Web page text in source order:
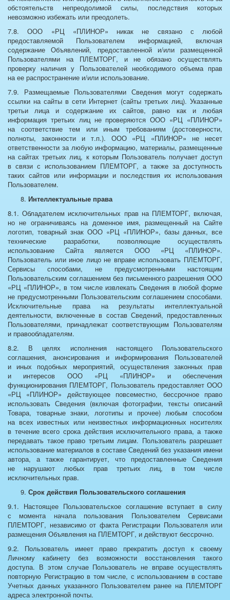
обстоятельств непреодолимой силы, последствия которых
невозможно избежать или преодолеть.
7.8. ООО «РЦ «ПЛИНОР» никак не связано с любой
предоставляемой Пользователем информацией, включая
содержание Объявлений, предоставленной и/или размещенной
Пользователями на ПЛЕМТОРГ, и не обязано осуществлять
проверку наличия у Пользователей необходимого объема прав
на ее распространение и/или использование.
7.9. Размещаемые Пользователями Сведения могут содержать
ссылки на сайты в сети Интернет (сайты третьих лиц). Указанные
третьи лица и содержание их сайтов, равно как и любая
информация третьих лиц не проверяются ООО «РЦ «ПЛИНОР»
на соответствие тем или иным требованиям (достоверности,
полноты, законности и т.п.). ООО «РЦ «ПЛИНОР» не несет
ответственности за любую информацию, материалы, размещенные
на сайтах третьих лиц, к которым Пользователь получает доступ
в связи с использованием ПЛЕМТОРГ, а также за доступность
таких сайтов или информации и последствия их использования
Пользователем.
Интеллектуальные права
8.1. Обладателем исключительных прав на ПЛЕМТОРГ, включая,
но не ограничиваясь на доменное имя, размещенный на Сайте
логотип, товарный знак ООО «РЦ «ПЛИНОР», базы данных, все
технические разработки, позволяющие осуществлять
использование Сайта является ООО «РЦ «ПЛИНОР».
Пользователь или иное лицо не вправе использовать ПЛЕМТОРГ,
Сервисы способами, не предусмотренными настоящим
Пользовательским соглашением без письменного разрешения ООО
«РЦ «ПЛИНОР», в том числе извлекать Сведения в любой форме
не предусмотренными Пользовательским соглашением способами.
Исключительные права на результаты интеллектуальной
деятельности, включенные в состав Сведений, предоставленных
Пользователями, принадлежат соответствующим Пользователям
и правообладателям.
8.2. В целях исполнения настоящего Пользовательского
соглашения, анонсирования и информирования Пользователей
и иных подобных мероприятий, осуществления законных прав
и интересов ООО «РЦ «ПЛИНОР» и обеспечения
функционирования ПЛЕМТОРГ, Пользователь предоставляет ООО
«РЦ «ПЛИНОР» действующее повсеместно, бессрочное право
использовать Сведения (включая фотографии, тексты описаний
Товара, товарные знаки, логотипы и прочее) любым способом
на всех известных или неизвестных информационных носителях
в течение всего срока действия исключительного права, а также
передавать такое право третьим лицам. Пользователь разрешает
использование материалов в составе Сведений без указания имени
автора, а также гарантирует, что предоставленные Сведения
не нарушают любых прав третьих лиц, в том числе
исключительных прав.
Срок действия Пользовательского соглашения
9.1. Настоящее Пользовательское соглашение вступает в силу
с момента начала пользования Пользователем Сервисами
ПЛЕМТОРГ, независимо от факта Регистрации Пользователя или
размещения Объявления на ПЛЕМТОРГ, и действуют бессрочно.
9.2. Пользователь имеет право прекратить доступ к своему
Личному кабинету без возможности восстановления такого
доступа. В этом случае Пользователь не вправе осуществлять
повторную Регистрацию в том числе, с использованием в составе
Учетных данных указанного Пользователем ранее на ПЛЕМТОРГ
адреса электронной почты.